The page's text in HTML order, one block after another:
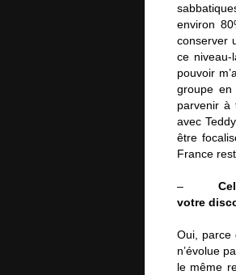
environ
conserver
ce
pouvoir
groupe
parvenir à
avec
être
France
–
votre
Oui, parce
n’évolue
le même